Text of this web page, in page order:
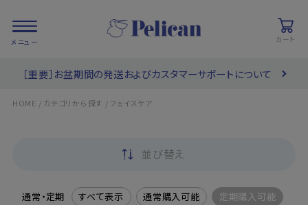
カート
PRODUCTS/ 商品を探す
［重要］お盆期間の発送およびカスタマーサポートについて
HOME / カテゴリから探す / フェイスケア
並び替え
通常・定期 すべて表示 通常購入可能 定期購入可能